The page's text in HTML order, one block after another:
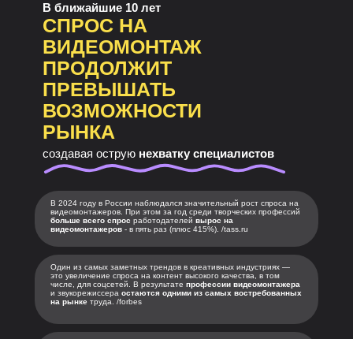
СПРОС НА
ВИДЕОМОНТАЖ
ПРОДОЛЖИТ
ПРЕВЫШАТЬ
ВОЗМОЖНОСТИ
РЫНКА
создавая острую нехватку специалистов
Один из самых заметных трендов в креативных индустриях —
это увеличение спроса на контент высокого качества, в том
числе, для соцсетей. В результате профессии видеомонтажера
и звукорежиссера остаются одними из самых востребованных
на рынке труда. /forbes
В 2024 году в России наблюдался значительный рост спроса на
видеомонтажеров. При этом за год среди творческих профессий
больше всего спрос работодателей вырос на
видеомонтажеров - в пять раз (плюс 415%). /tass.ru
В ближайшие 10 лет